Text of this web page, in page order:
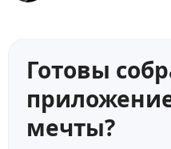
Готовы
мечты?